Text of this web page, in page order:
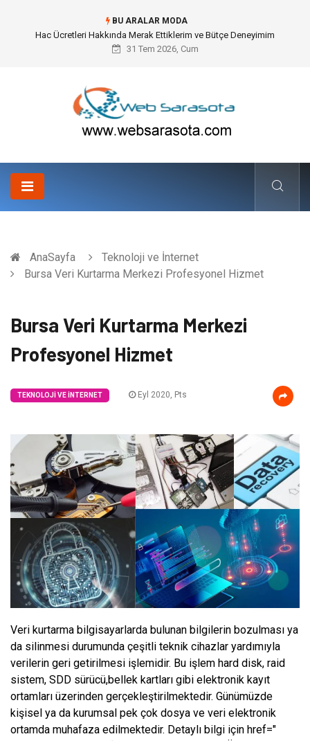
BU ARALAR MODA
Hac Ücretleri Hakkında Merak Ettiklerim ve Bütçe Deneyimim
31 Tem 2026, Cum
AnaSayfa
Teknoloji ve İnternet
Bursa Veri Kurtarma Merkezi Profesyonel Hizmet
Bursa Veri Kurtarma Merkezi
Profesyonel Hizmet
TEKNOLOJI VE İNTERNET Eyl 2020, Pts
Veri kurtarma bilgisayarlarda bulunan bilgilerin bozulması ya
da silinmesi durumunda çeşitli teknik cihazlar yardımıyla
verilerin geri getirilmesi işlemidir. Bu işlem hard disk, raid
sistem, SDD sürücü,bellek kartları gibi elektronik kayıt
ortamları üzerinden gerçekleştirilmektedir. Günümüzde
kişisel ya da kurumsal pek çok dosya ve veri elektronik
ortamda muhafaza edilmektedir. Detaylı bilgi için href="